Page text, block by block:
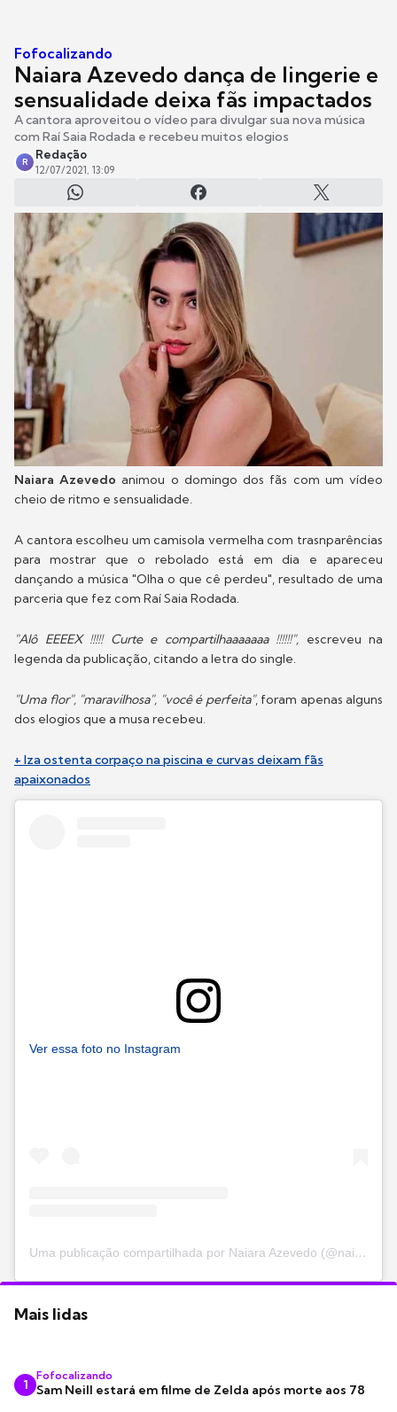
Fofocalizando
Naiara Azevedo dança de lingerie e
sensualidade deixa fãs impactados
A cantora aproveitou o vídeo para divulgar sua nova música
com Raí Saia Rodada e recebeu muitos elogios
R
Redação
12/07/2021, 13:09
Naiara Azevedo animou o domingo dos fãs com um vídeo
cheio de ritmo e sensualidade.
A cantora escolheu um camisola vermelha com trasnparências
para mostrar que o rebolado está em dia e apareceu
dançando a música "Olha o que cê perdeu", resultado de uma
parceria que fez com Raí Saia Rodada.
"Alô EEEEX !!!!! Curte e compartilhaaaaaaa !!!!!!", escreveu na
legenda da publicação, citando a letra do single.
"Uma flor", "maravilhosa", "você é perfeita", foram apenas alguns
dos elogios que a musa recebeu.
+ Iza ostenta corpaço na piscina e curvas deixam fãs
apaixonados
Ver essa foto no Instagram
Uma publicação compartilhada por Naiara Azevedo (@naiaraazevedo)
Mais lidas
1
Fofocalizando
Sam Neill estará em filme de Zelda após morte aos 78